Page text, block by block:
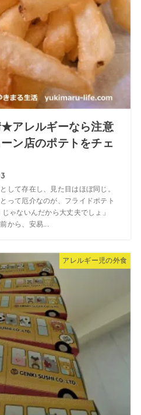
アレルギーなら注意
ン店のポテトをチェ
して存在し、見た目はほぼ同じ。
って厄介なのが、フライドポテト
ゃないんだから大丈夫でしょ」
から、安易...
アレルギー児の外食